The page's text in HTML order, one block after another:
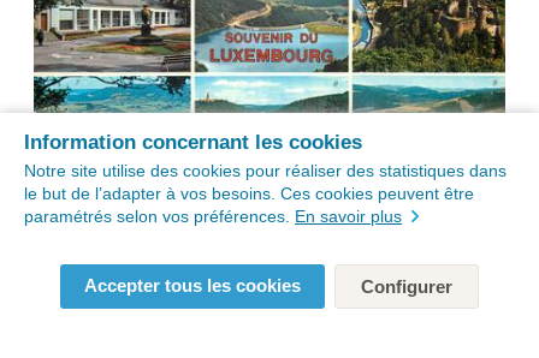
Information concernant les cookies
Notre site utilise des cookies pour réaliser des statistiques dans
le but de l’adapter à vos besoins. Ces cookies peuvent être
paramétrés selon vos préférences. En savoir plus
Accepter tous les cookies Configurer